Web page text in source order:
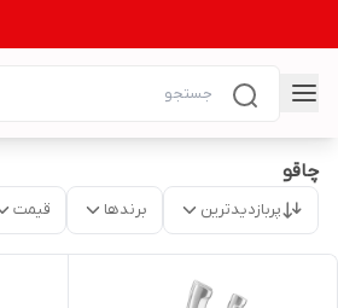
چاقو
پربازدیدترین برندها قیمت